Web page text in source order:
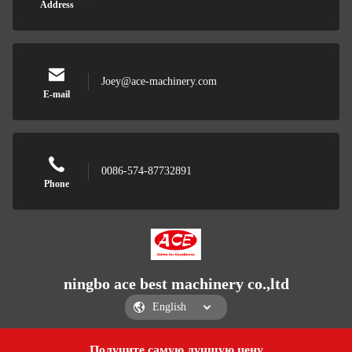
Address
E-mail
Joey@ace-machinery.com
Phone
0086-574-87732891
ningbo ace best machinery co.,ltd